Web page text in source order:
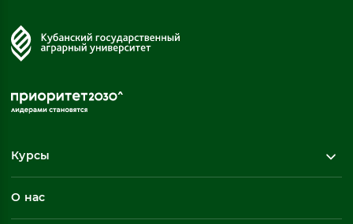
Курсы
Повышение квалификации
Профессиональная переподготовка
О нас